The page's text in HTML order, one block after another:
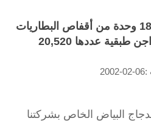
قامت شركتنا بإكمال 1800 وحدة من أقفاص البطاريات
طبقية عددها 20,520
البياض الخاص بشركتنا